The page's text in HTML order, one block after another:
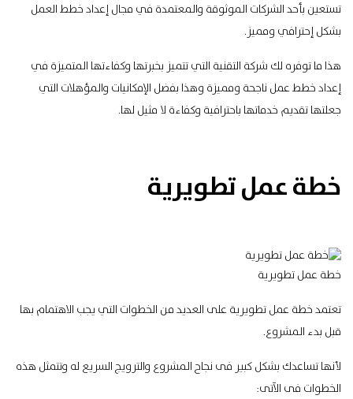
تستعين بأحد الشركات الموثوقة والمعتمدة في مجالإعداد خطط العمل
بشكل إحترافي ومميز.
هذا ما توفره لك شركة التقنية التي تتميز بخبرتها وكفاءتها المتميزة في
إعداد خطط عمل ناجحة ومميزة وهذا بفضل الإمكانيات والمؤهلات التي
جعلتها تقديم خدماتها باحترافية وكفاءة لا مثيل لها.
خطة عمل تطويرية
خطة عمل تطويرية
تعتمد خطة عمل تطويرية على العديد من الخطوات التي يجب الاهتمام بها
قبل بدء المشروع.
لأنها تساعدك بشكل كبير فى نجاح المشروع والترويج السريع له وتتمثل هذه
الخطوات فى الآتى: